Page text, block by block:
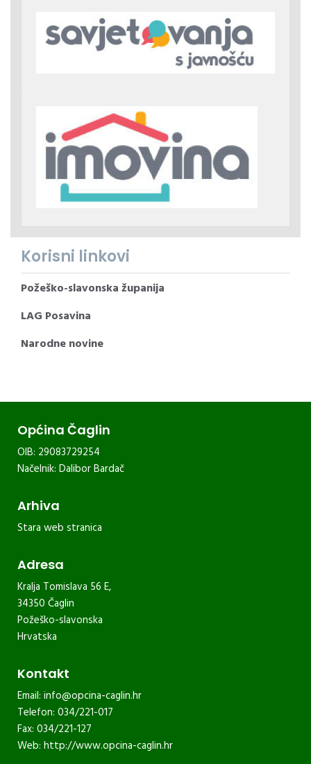
Korisni linkovi
Požeško-slavonska županija
LAG Posavina
Narodne novine
Općina Čaglin
OIB: 29083729254
Načelnik: Dalibor Bardač
Arhiva
Stara web stranica
Adresa
Kralja Tomislava 56 E,
34350 Čaglin
Požeško-slavonska
Hrvatska
Kontakt
Email: info@opcina-caglin.hr
Telefon: 034/221-017
Fax: 034/221-127
Web: http://www.opcina-caglin.hr